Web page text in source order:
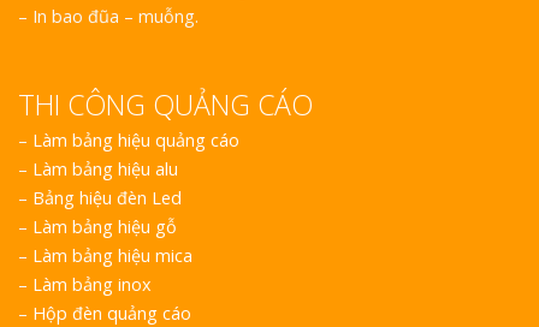
– In bao đũa – muỗng.
THI CÔNG QUẢNG CÁO
– Làm bảng hiệu quảng cáo
– Làm bảng hiệu alu
– Bảng hiệu đèn Led
– Làm bảng hiệu gỗ
– Làm bảng hiệu mica
– Làm bảng inox
– Hộp đèn quảng cáo